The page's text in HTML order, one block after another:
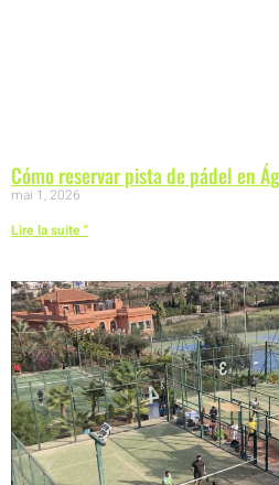
Cómo reservar pista de pádel en
mai 1, 2026
Lire la suite "